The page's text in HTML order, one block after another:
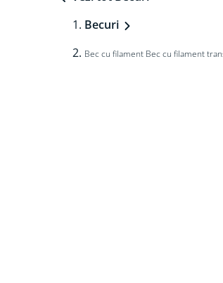
Becuri
Bec cu filament Bec cu filament